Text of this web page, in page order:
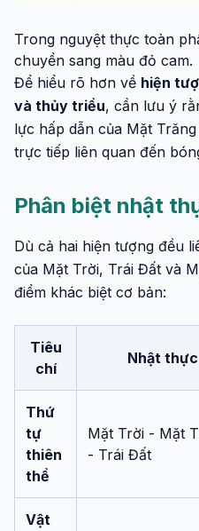
Trong nguyệt thực toàn
chuyển sang màu đỏ cam.
Để hiểu rõ hơn về hiện
và thủy triều, cần lưu ý
lực hấp dẫn của Mặt
trực tiếp liên quan đến
Phân biệt nhật
Dù cả hai hiện tượng đều
của Mặt Trời, Trái Đất và
điểm khác biệt cơ bản:
Tiêu
chí
Nhật thực
Thứ
tự
thiên
thể
Mặt Trời - Mặt
- Trái Đất
Vật